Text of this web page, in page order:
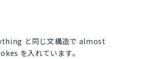
と同じ文構造で almost
を入れています。